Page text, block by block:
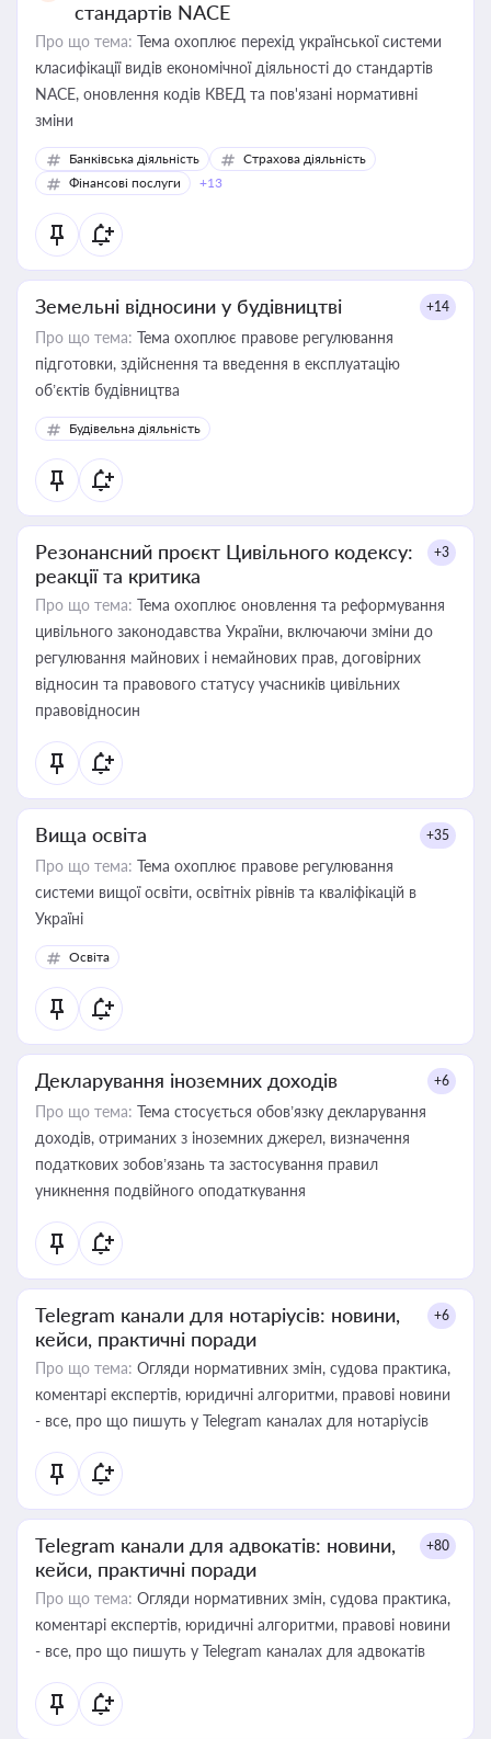
стандартів NACE
Про що тема: Тема охоплює перехід української системи
класифікації видів економічної діяльності до стандартів
NACE, оновлення кодів КВЕД та пов'язані нормативні
зміни
Банківська діяльність
Страхова діяльність
Фінансові послуги
+13
Земельні відносини у будівництві +14
Про що тема: Тема охоплює правове регулювання
підготовки, здійснення та введення в експлуатацію
об’єктів будівництва
Будівельна діяльність
Резонансний проєкт Цивільного кодексу:
реакції та критика
+3
Про що тема: Тема охоплює оновлення та реформування
цивільного законодавства України, включаючи зміни до
регулювання майнових і немайнових прав, договірних
відносин та правового статусу учасників цивільних
правовідносин
Вища освіта +35
Про що тема: Тема охоплює правове регулювання
системи вищої освіти, освітніх рівнів та кваліфікацій в
Україні
Освіта
Декларування іноземних доходів +6
Про що тема: Тема стосується обов’язку декларування
доходів, отриманих з іноземних джерел, визначення
податкових зобов’язань та застосування правил
уникнення подвійного оподаткування
Telegram канали для нотаріусів: новини,
кейси, практичні поради
+6
Про що тема: Огляди нормативних змін, судова практика,
коментарі експертів, юридичні алгоритми, правові новини
- все, про що пишуть у Telegram каналах для нотаріусів
Telegram канали для адвокатів: новини,
кейси, практичні поради
+80
Про що тема: Огляди нормативних змін, судова практика,
коментарі експертів, юридичні алгоритми, правові новини
- все, про що пишуть у Telegram каналах для адвокатів